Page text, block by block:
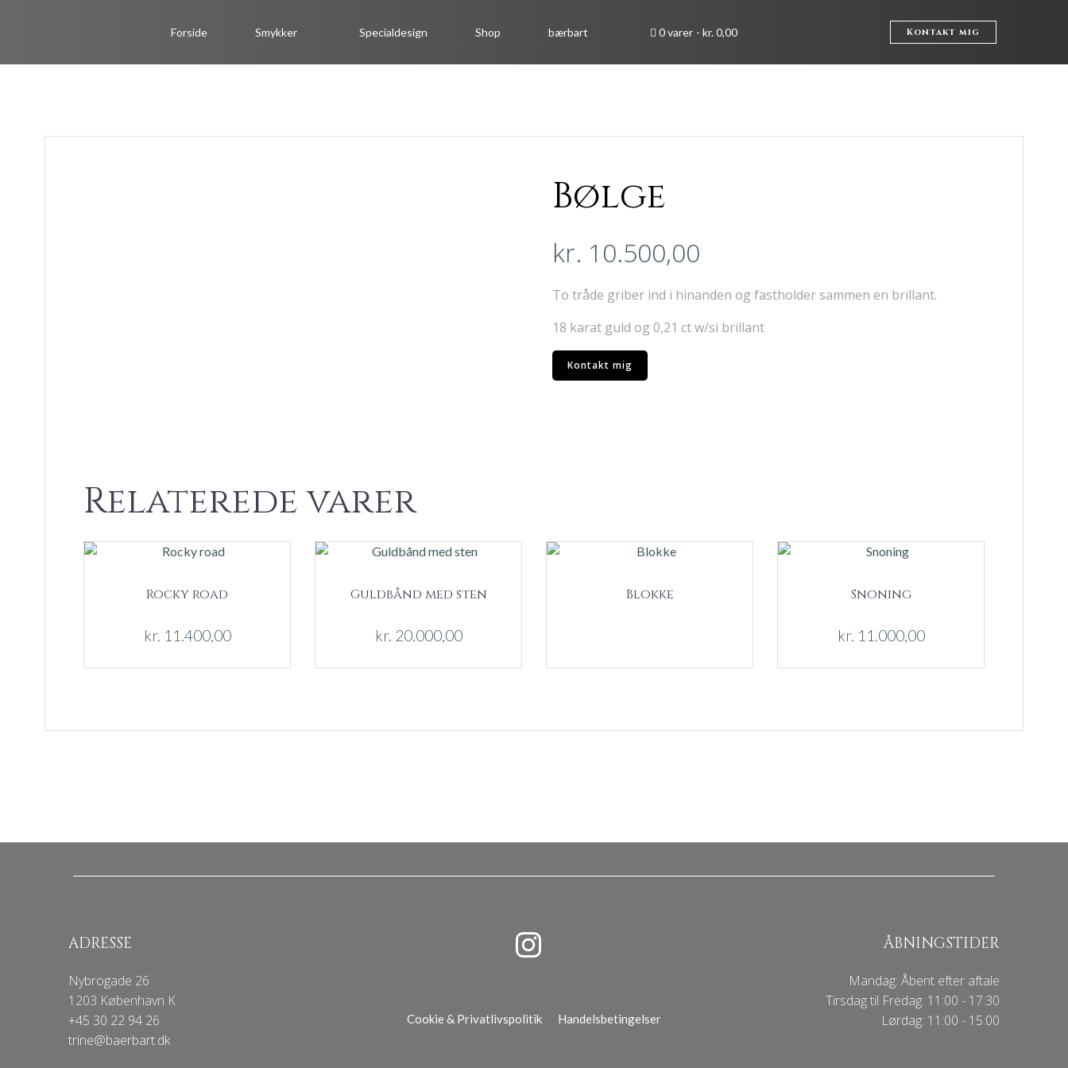
Forside Smykker Specialdesign Shop bærbart 0 varer kr. 0,00 Kontakt mig
Bølge
kr. 10.500,00
To tråde griber ind i hinanden og fastholder sammen en brillant.
18 karat guld og 0,21 ct w/si brillant
Kontakt mig
Relaterede varer
Rocky road
kr. 11.400,00
Guldbånd med sten
kr. 20.000,00
Blokke Snoning
kr. 11.000,00
ADRESSE
Nybrogade 26
1203 København K
+45 30 22 94 26
trine@baerbart.dk
Cookie & Privatlivspolitik Handelsbetingelser
ÅBNINGSTIDER
Mandag: Åbent efter aftale
Tirsdag til Fredag: 11:00 - 17:30
Lørdag: 11:00 - 15:00